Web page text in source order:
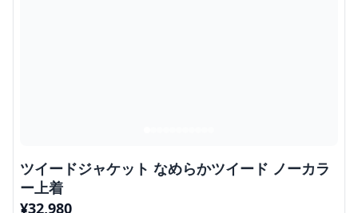
ツイードジャケット なめらかツイード ノーカラ
ー上着
¥32,980